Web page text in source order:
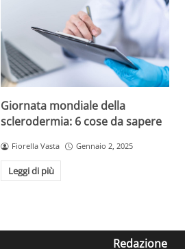
Giornata mondiale della
sclerodermia: 6 cose da sapere
Fiorella Vasta Gennaio 2, 2025
Leggi di più
Redazione